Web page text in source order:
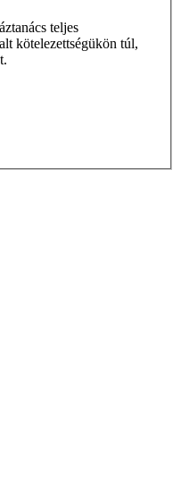
teljes
kötelezettségükön túl,